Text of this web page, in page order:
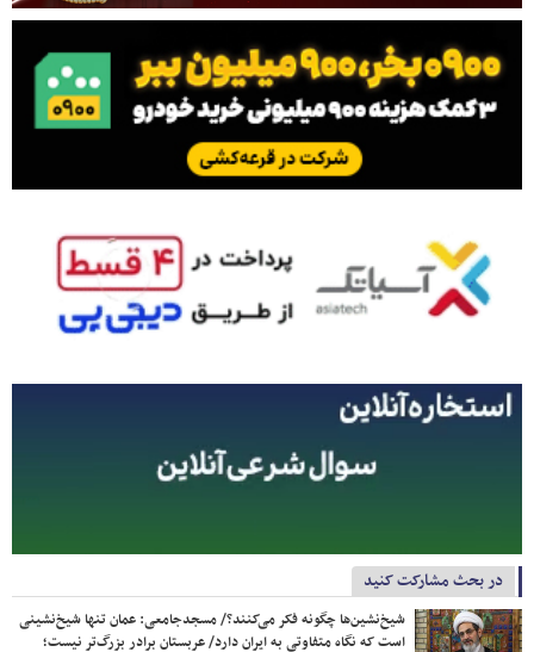
در بحث مشارکت کنید
شیخ‌نشین‌ها چگونه فکر می‌کنند؟/ مسجدجامعی: عمان تنها شیخ‌نشینی
است که نگاه متفاوتی به ایران دارد/ عربستان برادر بزرگ‌تر نیست؛